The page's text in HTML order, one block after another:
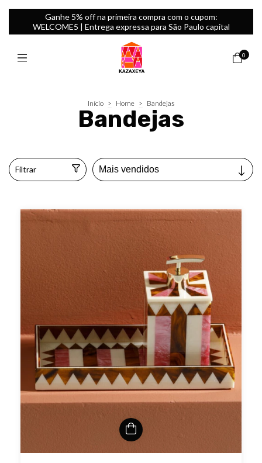
Ganhe 5% off na primeira compra com o cupom:
WELCOME5 | Entrega expressa para São Paulo capital
0
Início > Home > Bandejas
Bandejas
Filtrar